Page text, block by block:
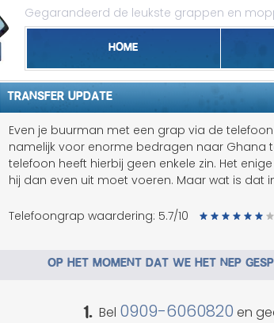
Gegarandeerd de leukste grappen en
Home
1
TRANSFER UPDATE
Even je buurman met een grap via de
namelijk voor enorme bedragen naar Ghana
telefoon heeft hierbij geen enkele zin. Het
hij dan even uit moet voeren. Maar wat is dat
Telefoongrap waardering: 5.7/10
OP HET MOMENT DAT WE HET NEP
1. Bel 0909-6060820 en